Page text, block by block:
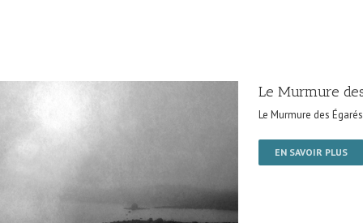
Le Murmure
Le Murmure des Égarés
EN SAVOIR PLUS